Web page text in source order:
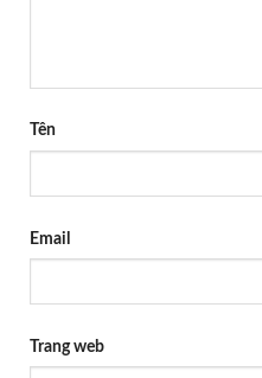
Tên
Email
Trang web